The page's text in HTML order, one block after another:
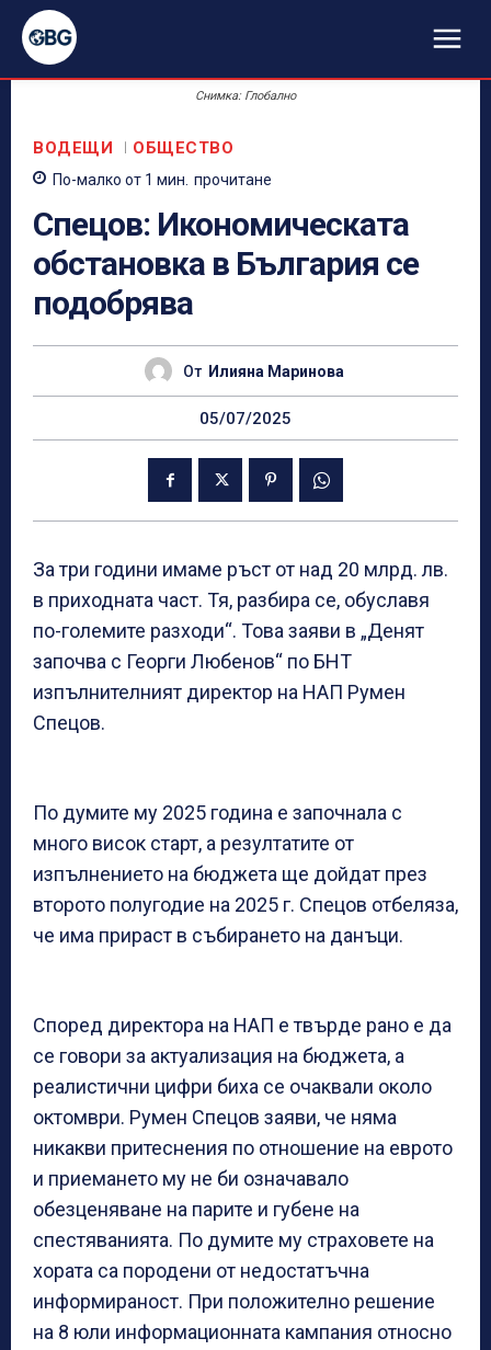
Снимка: Глобално
ВОДЕЩИ ОБЩЕСТВО
По-малко от 1 мин. прочитане
Спецов: Икономическата
обстановка в България се
подобрява
От Илияна Маринова
05/07/2025
За три години имаме ръст от над 20 млрд. лв.
в приходната част. Тя, разбира се, обуславя
по-големите разходи“. Това заяви в „Денят
започва с Георги Любенов“ по БНТ
изпълнителният директор на НАП Румен
Спецов.
По думите му 2025 година е започнала с
много висок старт, а резултатите от
изпълнението на бюджета ще дойдат през
второто полугодие на 2025 г. Спецов отбеляза,
че има прираст в събирането на данъци.
Според директора на НАП е твърде рано е да
се говори за актуализация на бюджета, а
реалистични цифри биха се очаквали около
октомври. Румен Спецов заяви, че няма
никакви притеснения по отношение на еврото
и приемането му не би означавало
обезценяване на парите и губене на
спестяванията. По думите му страховете на
хората са породени от недостатъчна
информираност. При положително решение
на 8 юли информационната кампания относно